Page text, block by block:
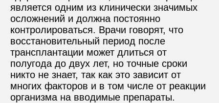
является одним из клинически значимых
осложнений и должна постоянно
контролироваться. Врачи говорят, что
восстановительный период после
трансплантации может длиться от
полугода до двух лет, но точные сроки
никто не знает, так как это зависит от
многих факторов и в том числе от реакции
организма на вводимые препараты.